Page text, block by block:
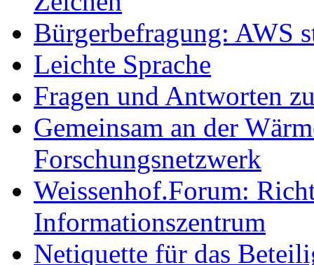
Bürgerbefragung: AWS
Leichte Sprache
Fragen und Antworten
Gemeinsam an der
Forschungsnetzwerk
Weissenhof.Forum:
Informationszentrum
Netiquette für das